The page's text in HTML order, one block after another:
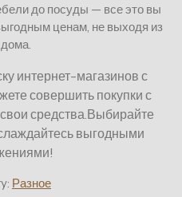
до посуды — все это вы
ценам, не выходя из
дома.
интернет-магазинов с
совершить покупки с
средства.Выбирайте
выгодными
Разное